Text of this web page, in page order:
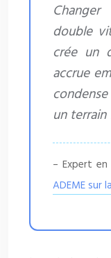
double
crée un
accrue
un terrain
– Expert
ADEME sur